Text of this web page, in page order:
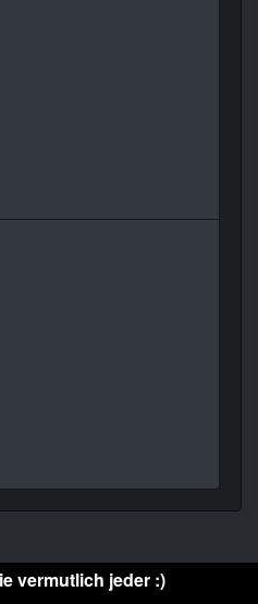
vermutlich jeder :)